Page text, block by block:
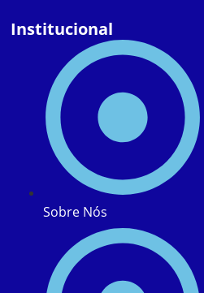
Institucional
Sobre Nós